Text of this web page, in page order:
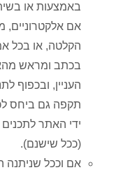
באמצעות או
אם אלקטרוניים,
הקלטה, או בכל
בכתב ומראש
העניין, ובכפוף
תקפה גם ביחס
ידי האתר לתכנים
(ככל שישנם).
אם וככל שניתנה